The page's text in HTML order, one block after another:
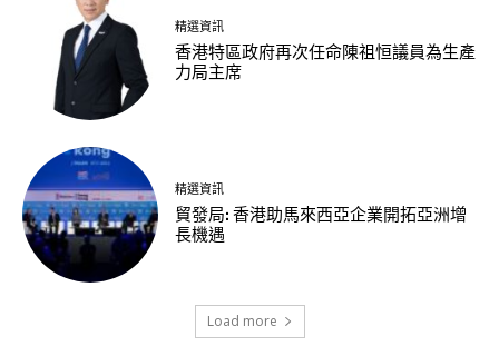
精選資訊
香港特區政府再次任命陳祖恒議員為生產
力局主席
精選資訊
貿發局: 香港助馬來西亞企業開拓亞洲增
長機遇
Load more